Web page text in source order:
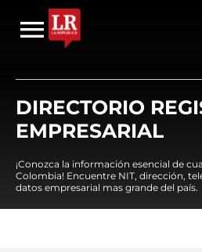
DIRECTORIO
EMPRESARIAL
¡Conozca la información esencial de
Colombia! Encuentre NIT, dirección,
datos empresarial mas grande del país.